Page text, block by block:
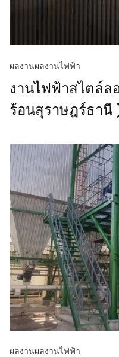
ผลงานผลงานไฟฟ้า
งานไฟฟ้าสไตล์
ร้อนสุราษฎร์ธานี
ผลงานผลงานไฟฟ้า